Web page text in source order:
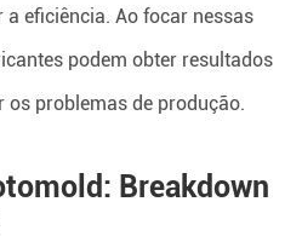
eficiência. Ao focar nessas
podem obter resultados
os problemas de produção.
Breakdown